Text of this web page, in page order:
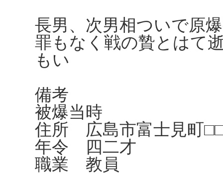
長男、次男相ついで原
罪もなく戦の贄とはて
もい
備考
被爆当時
住所 広島市富士見町
年令 四二才
職業 教員